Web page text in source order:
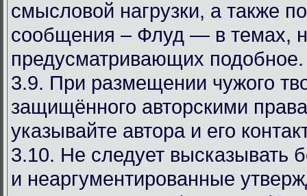
смысловой нагрузки, а также
сообщения – Флуд — в темах,
предусматривающих подобное.
3.9. При размещении чужого
защищённого авторскими
указывайте автора и его
3.10. Не следует высказывать
и неаргументированные